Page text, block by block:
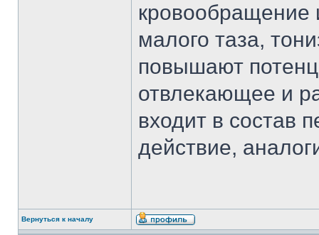
кровообращение
малого таза,
повышают
отвлекающее и
входит в состав
действие,
Вернуться к началу